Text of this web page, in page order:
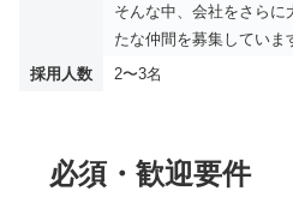
そんな中、会社をさら
たな仲間を募集していま
採用人数
2〜3名
必須・歓迎要件